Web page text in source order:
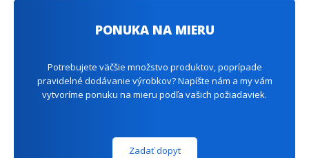
PONUKA NA MIERU
Potrebujete väčšie množstvo produktov, poprípade
pravidelné dodávanie výrobkov? Napíšte nám a my vám
vytvoríme ponuku na mieru podľa vašich požiadaviek.
Zadať dopyt